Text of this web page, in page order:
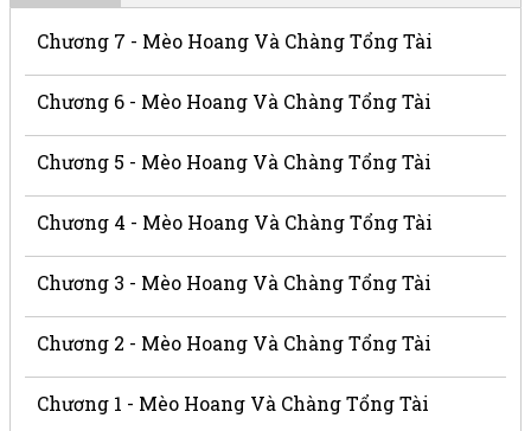
Chương 7 - Mèo Hoang Và Chàng Tổng Tài
Chương 6 - Mèo Hoang Và Chàng Tổng Tài
Chương 5 - Mèo Hoang Và Chàng Tổng Tài
Chương 4 - Mèo Hoang Và Chàng Tổng Tài
Chương 3 - Mèo Hoang Và Chàng Tổng Tài
Chương 2 - Mèo Hoang Và Chàng Tổng Tài
Chương 1 - Mèo Hoang Và Chàng Tổng Tài